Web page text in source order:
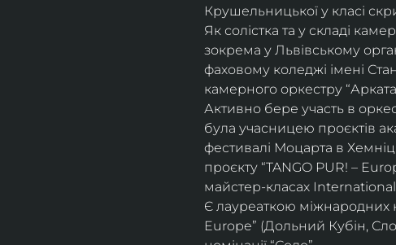
Крушельницької у класі
Як солістка та у складі
зокрема у Львівському
фаховому коледжі імені
камерного оркестру
Активно бере участь в
була учасницею проєктів
фестивалі Моцарта в
проєкту “TANGO PUR! –
майстер-класах International
Є лауреаткою міжнародних
Europe” (Дольний Кубін,